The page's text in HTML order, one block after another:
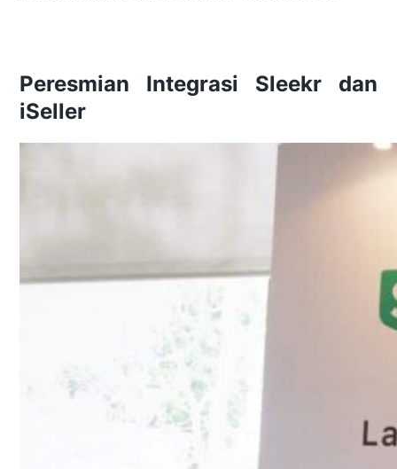
Peresmian Integrasi Sleekr dan
iSeller